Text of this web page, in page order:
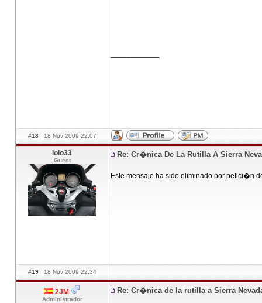
#18 18 Nov 2009 22:07
lolo33
Guest
Re: Cr�nica De La Rutilla A Sierra
Este mensaje ha sido eliminado por petici�n
#19 18 Nov 2009 22:34
2JM
Administrador
Re: Cr�nica de la rutilla a Sierra